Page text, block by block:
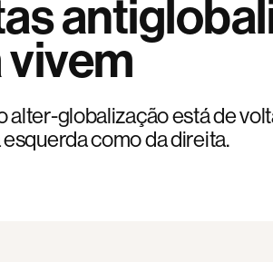
alter-globalização está de
como da direita.